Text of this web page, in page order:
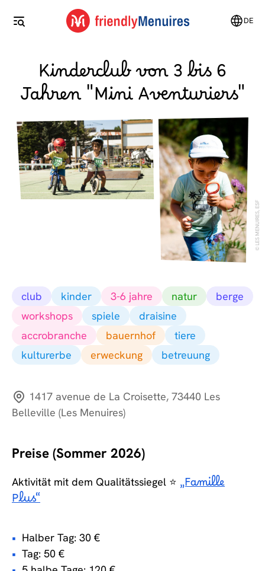
DE
Kinderclub von 3 bis 6
Jahren "Mini Aventuriers"
LES MENUIRES, ESF
club kinder 3-6 jahre natur
berge
workshops
spiele
draisine
accrobranche
bauernhof
tiere
kulturerbe
erweckung betreuung
1417 avenue de La Croisette, 73440 Les
Belleville (Les Menuires)
Preise (Sommer 2026)
Aktivität mit dem Qualitätssiegel ⭐ „Famille
Plus“
Halber Tag: 30 €
Tag: 50 €